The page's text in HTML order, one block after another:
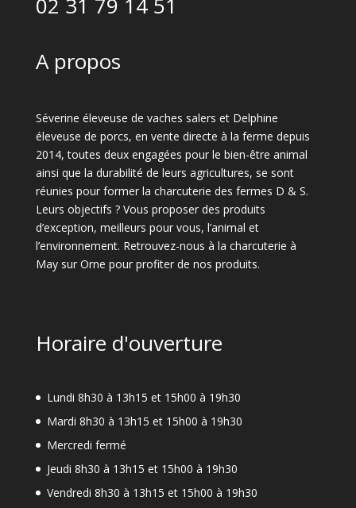
A propos
Séverine éleveuse de vaches salers et Delphine
éleveuse de porcs, en vente directe à la ferme depuis
2014, toutes deux engagées pour le bien-être animal
ainsi que la durabilité de leurs agricultures, se sont
réunies pour former la charcuterie des fermes D & S.
Leurs objectifs ? Vous proposer des produits
d’exception, meilleurs pour vous, l’animal et
l’environnement. Retrouvez-nous à la charcuterie à
May sur Orne pour profiter de nos produits.
Horaire d'ouverture
Lundi 8h30 à 13h15 et 15h00 à 19h30
Mardi 8h30 à 13h15 et 15h00 à 19h30
Mercredi fermé
Jeudi 8h30 à 13h15 et 15h00 à 19h30
Vendredi 8h30 à 13h15 et 15h00 à 19h30